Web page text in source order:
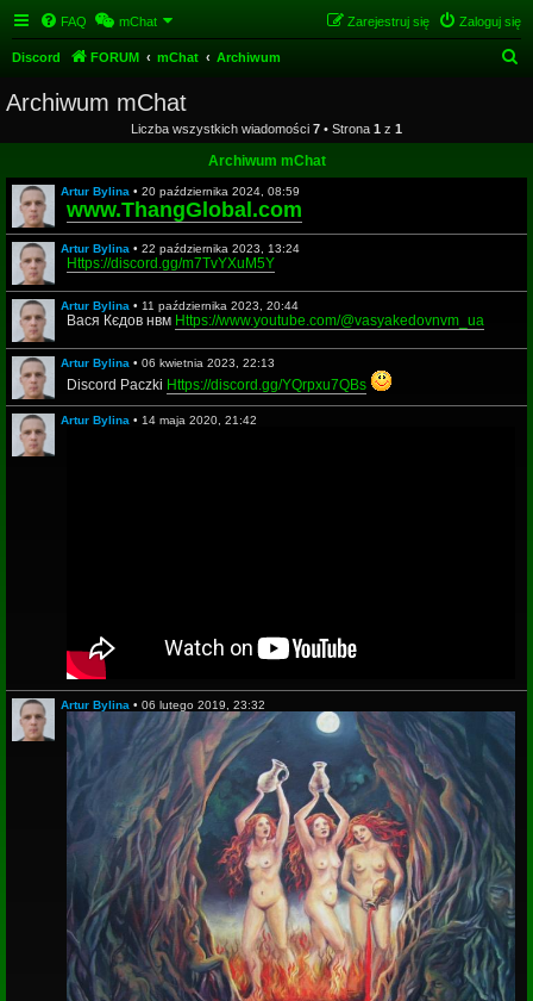
FAQ mChat Zaloguj się
Zarejestruj się
Discord FORUM mChat Archiwum
k
Archiwum mChat
Liczba wszystkich wiadomości 7 • Strona 1 z 1
Archiwum mChat
Artur Bylina • 20 października 2024, 08:59
www.ThangGlobal.com
Artur Bylina • 22 października 2023, 13:24
Https://discord.gg/m7TvYXuM5Y
Artur Bylina • 11 października 2023, 20:44
Вася Кєдов нвм Https://www.youtube.com/@vasyakedovnvm_ua
Artur Bylina • 06 kwietnia 2023, 22:13
Discord Paczki Https://discord.gg/YQrpxu7QBs
Artur Bylina • 14 maja 2020, 21:42
Artur Bylina • 06 lutego 2019, 23:32